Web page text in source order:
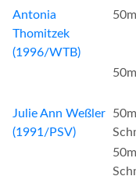
Antonia
Thomitzek
(1996/WTB)
Julie Ann Weßler
(1991/PSV)
50m
50m